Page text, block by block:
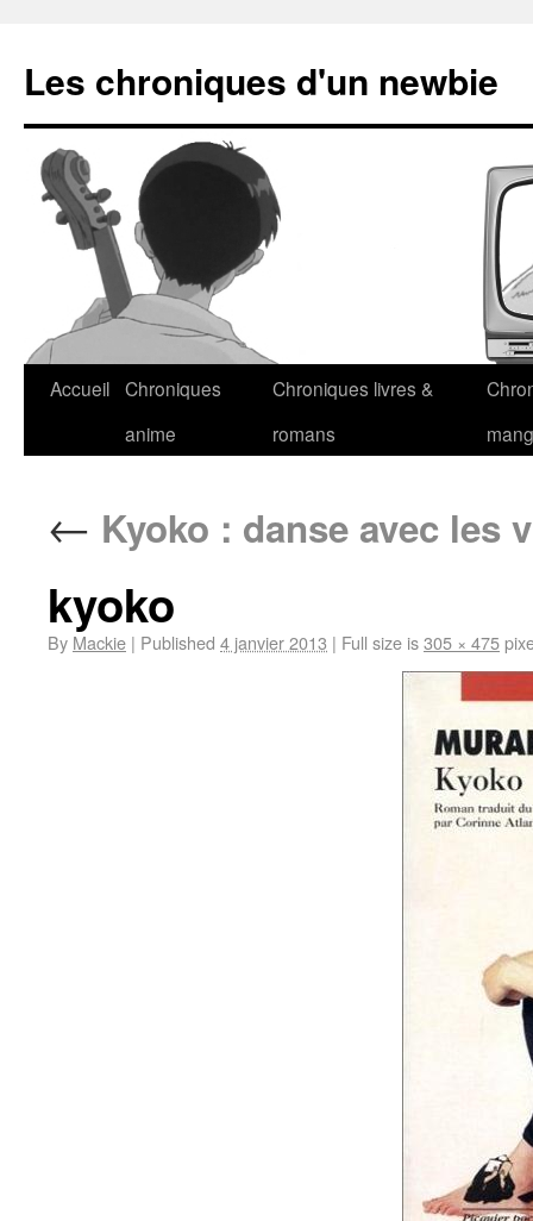
Les chroniques d'un newbie
Accueil Chroniques
anime
Chroniques livres &
romans
← Kyoko : danse avec les
kyoko
By Mackie | Published 4 janvier 2013 | Full size is305 × 475